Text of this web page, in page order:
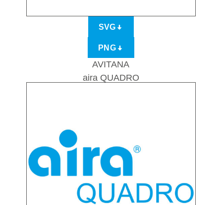
SVG
PNG
AVITANA
aira QUADRO